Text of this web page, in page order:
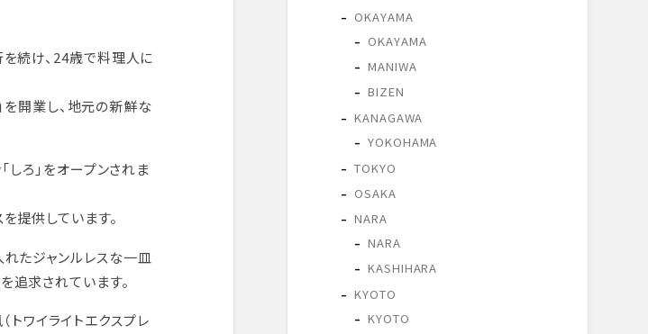
続け、24歳で料理人に
を開業し、地元の新鮮な
ろ」をオープンされま
提供しています。
たジャンルレスな一皿
追求されています。
ワイライトエクスプレ
OKAYAMA
OKAYAMA
MANIWA
BIZEN
KANAGAWA
YOKOHAMA
TOKYO
OSAKA
NARA
NARA
KASHIHARA
KYOTO
KYOTO